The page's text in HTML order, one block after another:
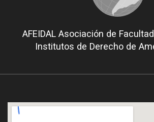
AFEIDAL Asociación de
Institutos de Derecho de